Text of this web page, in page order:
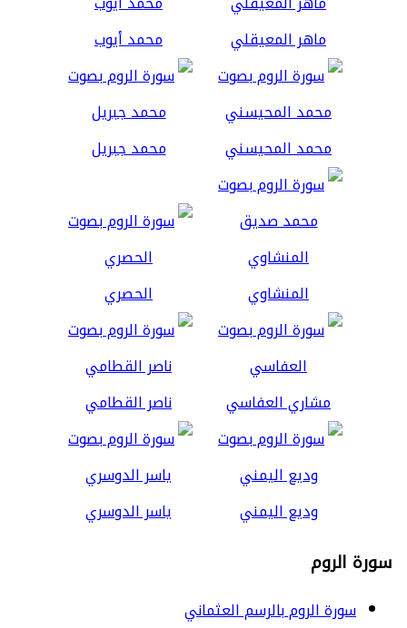
ماهر المعيقلي محمد أيوب
محمد المحيسني محمد جبريل
المنشاوي الحصري
مشاري العفاسي ناصر القطامي
وديع اليمني ياسر الدوسري
سورة الروم
سورة الروم بالرسم العثماني